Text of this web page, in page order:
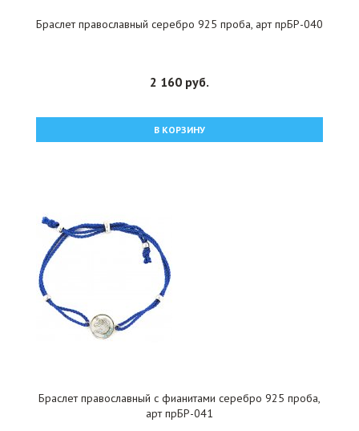
Браслет православный серебро 925 проба, арт прБР-040
2 160 руб.
В КОРЗИНУ
Браслет православный с фианитами серебро 925 проба,
арт прБР-041